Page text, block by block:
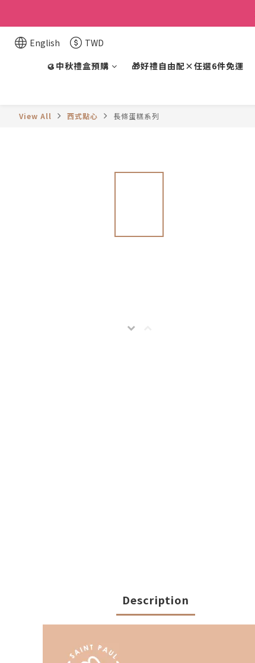
English TWD
🥮中秋禮盒預購
🎁好禮自由配×任選6件免運
View All 西式點心 長條蛋糕系列
Description